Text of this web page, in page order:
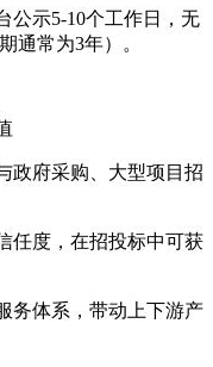
公示5-10个工作日，无
通常为3年）。
政府采购、大型项目招
任度，在招投标中可获
务体系，带动上下游产